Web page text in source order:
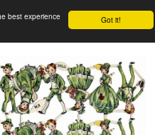
Got it!
best experience